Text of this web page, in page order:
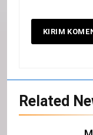
Related
20